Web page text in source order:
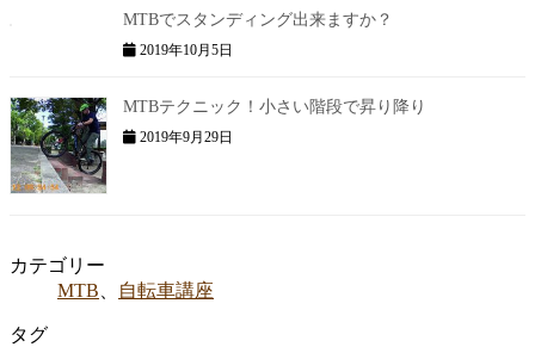
MTBでスタンディング出来ますか？
2019年10月5日
MTBテクニック！小さい階段で昇り降り
2019年9月29日
カテゴリー
MTB
自転車講座
タグ